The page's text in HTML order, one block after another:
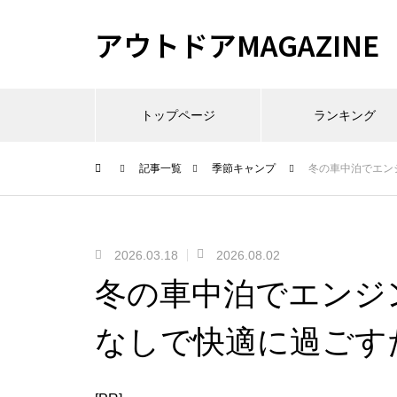
アウトドアMAGAZINE
トップページ ランキング
記事一覧 季節キャンプ 冬の車中泊でエ
2026.03.18 2026.08.02
冬の車中泊でエン
なしで快適に過ご